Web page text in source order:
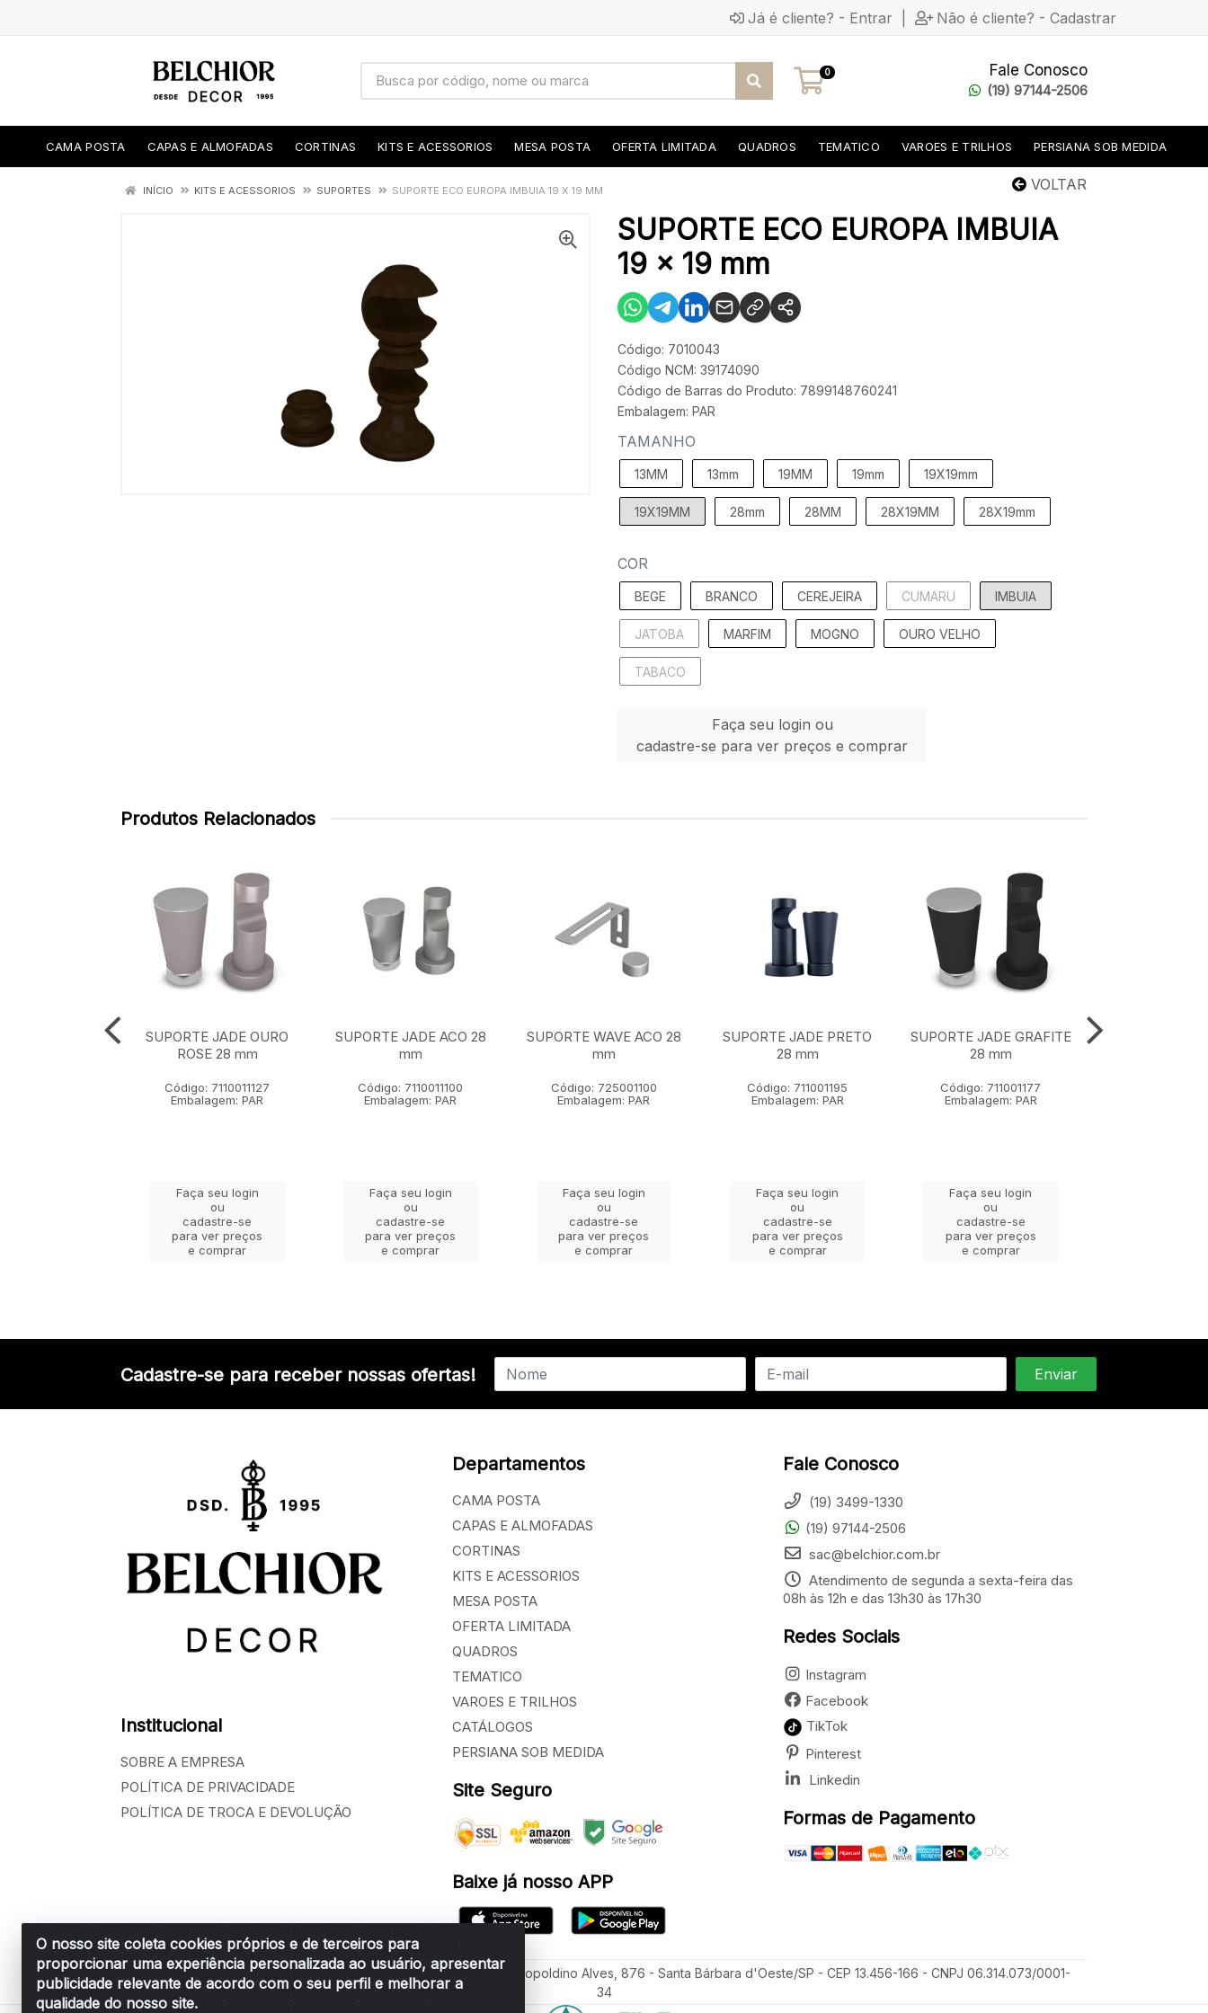
Já é cliente? - Entrar Não é cliente? - Cadastrar
0 Fale Conosco
(19) 97144-2506
CAMA POSTA CAPAS E ALMOFADAS CORTINAS KITS E ACESSORIOS MESA POSTA OFERTA LIMITADA QUADROS TEMATICO VAROES E TRILHOS PERSIANA SOB MEDIDA
VOLTAR
INÍCIO KITS E ACESSORIOS SUPORTES SUPORTE ECO EUROPA IMBUIA 19 X 19 MM
SUPORTE ECO EUROPA IMBUIA
19 x 19 mm
Código: 7010043
Código NCM: 39174090
Código de Barras do Produto: 7899148760241
Embalagem: PAR
TAMANHO
13MM 13mm 19MM 19mm 19X19mm
19X19MM 28mm 28MM 28X19MM 28X19mm
COR
BEGE BRANCO CEREJEIRA CUMARU IMBUIA
JATOBA MARFIM MOGNO OURO VELHO
TABACO
Faça seu login ou
cadastre-se para ver preços e comprar
Produtos Relacionados
SUPORTE JADE OURO
ROSE 28 mm
Código: 7110011127
Embalagem: PAR
Faça seu login
ou
cadastre-se
para ver preços
e comprar
SUPORTE JADE ACO 28
mm
Código: 7110011100
Embalagem: PAR
Faça seu login
ou
cadastre-se
para ver preços
e comprar
SUPORTE WAVE ACO 28
mm
Código: 725001100
Embalagem: PAR
Faça seu login
ou
cadastre-se
para ver preços
e comprar
SUPORTE JADE PRETO
28 mm
Código: 711001195
Embalagem: PAR
Faça seu login
ou
cadastre-se
para ver preços
e comprar
SUPORTE JADE GRAFITE
28 mm
Código: 711001177
Embalagem: PAR
Faça seu login
ou
cadastre-se
para ver preços
e comprar
O nosso site coleta cookies próprios e de terceiros para
proporcionar uma experiência personalizada ao usuário, apresentar
publicidade relevante de acordo com o seu perfil e melhorar a
qualidade do nosso site.
Cadastre-se para receber nossas ofertas!
Institucional
SOBRE A EMPRESA
POLÍTICA DE PRIVACIDADE
POLÍTICA DE TROCA E DEVOLUÇÃO
Departamentos
CAMA POSTA
CAPAS E ALMOFADAS
CORTINAS
KITS E ACESSORIOS
MESA POSTA
OFERTA LIMITADA
QUADROS
TEMATICO
VAROES E TRILHOS
CATÁLOGOS
PERSIANA SOB MEDIDA
Site Seguro
Baixe já nosso APP
Fale Conosco
(19) 3499-1330
(19) 97144-2506
sac@belchior.com.br
Atendimento de segunda a sexta-feira das
08h às 12h e das 13h30 às 17h30
Redes Sociais
Instagram
Facebook
TikTok
Pinterest
Linkedin
Formas de Pagamento
Belchior Cortinas e Acessórios LTDA - R: Rua Vereador Sérgio Leopoldino Alves, 876 - Santa Bárbara d'Oeste/SP - CEP 13.456-166 - CNPJ 06.314.073/0001-
34